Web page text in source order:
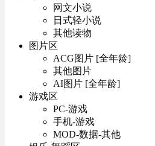
网文小说
日式轻小说
其他读物
图片区
ACG图片 [全年龄]
其他图片
AI图片 [全年龄]
游戏区
PC-游戏
手机-游戏
MOD-数据-其他